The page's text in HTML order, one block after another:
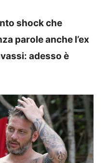
shock che
parole anche l’ex
adesso è